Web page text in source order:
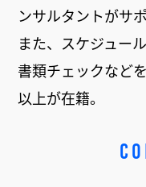
ンサルタントがサ
また、スケジュー
書類チェックなど
以上が在籍。